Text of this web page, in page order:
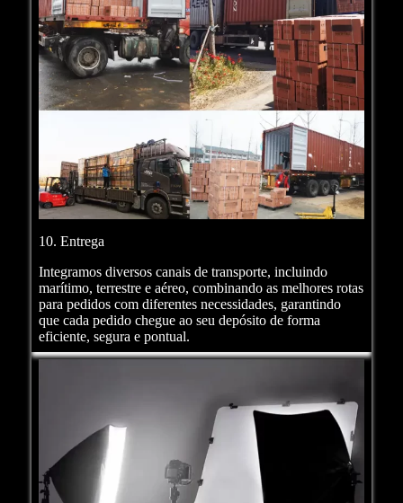
10. Entrega
Integramos diversos canais de transporte, incluindo
marítimo, terrestre e aéreo, combinando as melhores rotas
para pedidos com diferentes necessidades, garantindo
que cada pedido chegue ao seu depósito de forma
eficiente, segura e pontual.